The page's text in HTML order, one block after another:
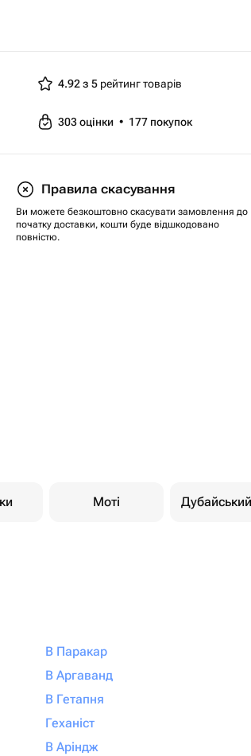
4.92 з 5 рейтинг товарів
303оцінки • 177 покупок
Правила скасування
Ви можете безкоштовно скасувати замовлення до
початку доставки, кошти буде відшкодовано
повністю.
Моті
В Паракар
В Аргаванд
В Гетапня
Геханіст
В Аріндж